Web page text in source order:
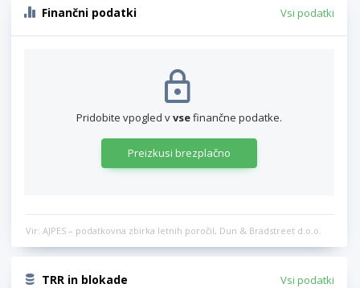
Finančni podatki Vsi podatki
Pridobite vpogled vvsefinančne podatke.
Preizkusi brezplačno
Vir: AJPES – podatkovna zbirka letnih poročil, Dun & Bradstreet d.o.o.
TRR in blokade Vsi podatki